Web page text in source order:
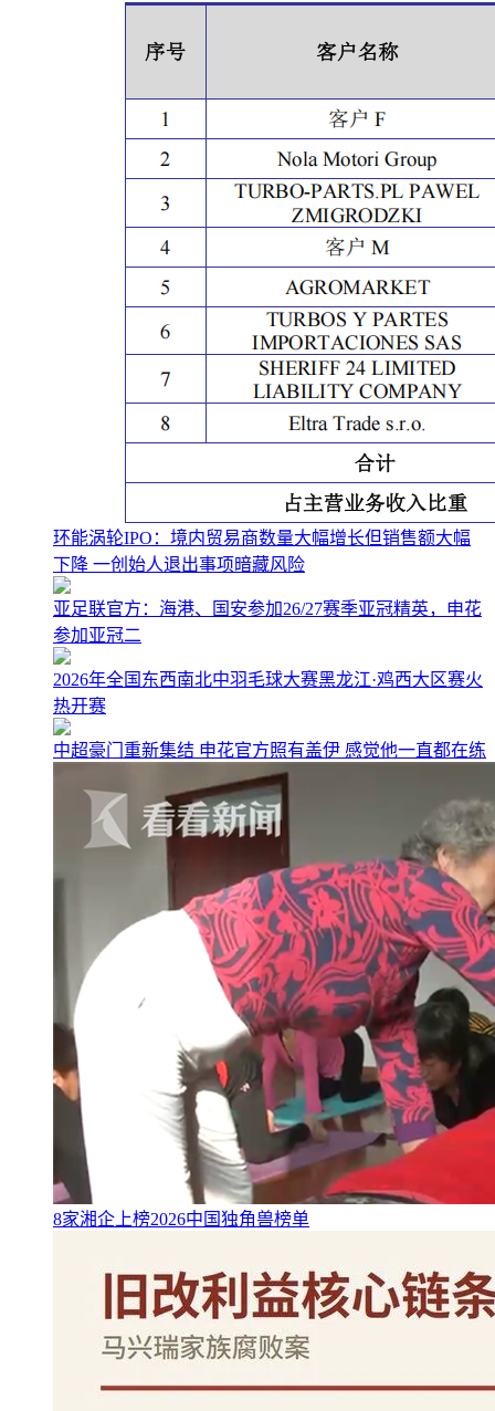
环能涡轮IPO：境内贸易商数量大幅增长但销售额大幅
下降 一创始人退出事项暗藏风险
亚足联官方：海港、国安参加26/27赛季亚冠精英，申花
参加亚冠二
2026年全国东西南北中羽毛球大赛黑龙江·鸡西大区赛火
热开赛
中超豪门重新集结 申花官方照有盖伊 感觉他一直都在练
8家湘企上榜2026中国独角兽榜单